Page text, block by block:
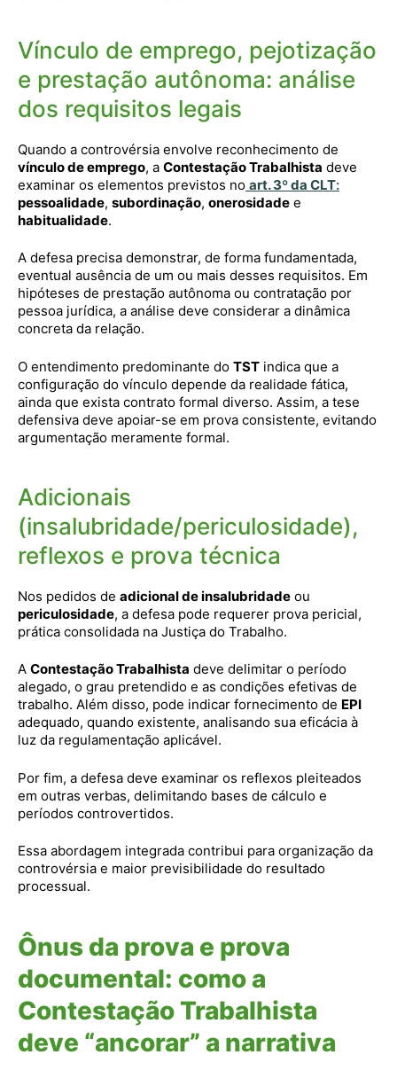
Vínculo de emprego, pejotização
e prestação autônoma: análise
dos requisitos legais
Quando a controvérsia envolve reconhecimento de
vínculo de emprego, a Contestação Trabalhista deve
examinar os elementos previstos no art. 3º da CLT:
pessoalidade, subordinação, onerosidade e
habitualidade.
A defesa precisa demonstrar, de forma fundamentada,
eventual ausência de um ou mais desses requisitos. Em
hipóteses de prestação autônoma ou contratação por
pessoa jurídica, a análise deve considerar a dinâmica
concreta da relação.
O entendimento predominante do TST indica que a
configuração do vínculo depende da realidade fática,
ainda que exista contrato formal diverso. Assim, a tese
defensiva deve apoiar-se em prova consistente, evitando
argumentação meramente formal.
Adicionais
(insalubridade/periculosidade),
reflexos e prova técnica
Nos pedidos de adicional de insalubridade ou
periculosidade, a defesa pode requerer prova pericial,
prática consolidada na Justiça do Trabalho.
A Contestação Trabalhista deve delimitar o período
alegado, o grau pretendido e as condições efetivas de
trabalho. Além disso, pode indicar fornecimento de EPI
adequado, quando existente, analisando sua eficácia à
luz da regulamentação aplicável.
Por fim, a defesa deve examinar os reflexos pleiteados
em outras verbas, delimitando bases de cálculo e
períodos controvertidos.
Essa abordagem integrada contribui para organização da
controvérsia e maior previsibilidade do resultado
processual.
Ônus da prova e prova
documental: como a
Contestação Trabalhista
deve “ancorar” a narrativa